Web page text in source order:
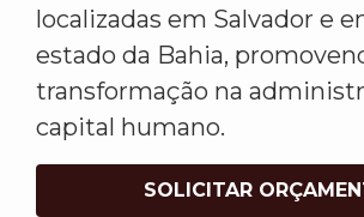
localizadas em Salvador e
estado da Bahia,
transformação na
capital humano.
SOLICITAR